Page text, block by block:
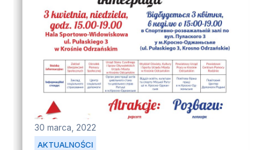
AKTUALNOŚCI
30 marca, 2022